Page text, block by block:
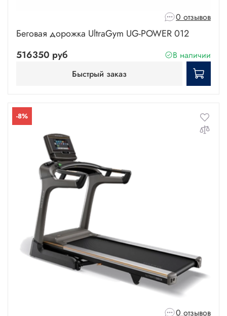
0 отзывов
Беговая дорожка UltraGym UG-POWER 012
516350 руб
В наличии
Быстрый заказ
-8%
0 отзывов